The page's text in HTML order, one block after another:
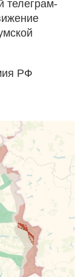
телеграм-
РФ